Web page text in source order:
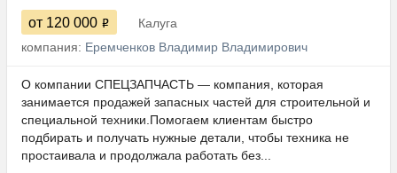
от 120 000
Калуга
компания: Еремченков Владимир Владимирович
О компании СПЕЦЗАПЧАСТЬ — компания, которая
занимается продажей запасных частей для строительной и
специальной техники.Помогаем клиентам быстро
подбирать и получать нужные детали, чтобы техника не
простаивала и продолжала работать без...